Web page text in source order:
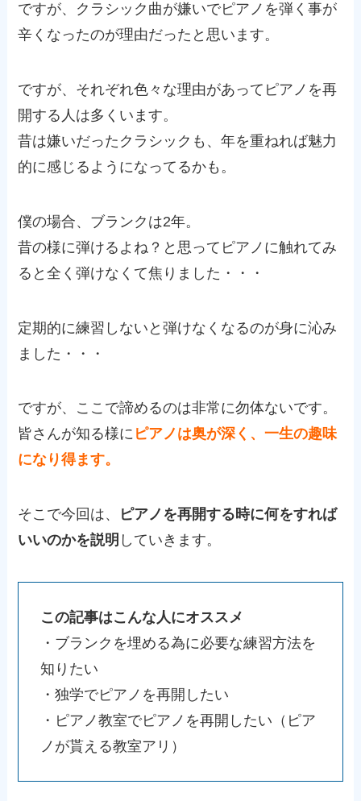
ですが、クラシック曲が嫌いでピアノを弾く事が
辛くなったのが理由だったと思います。
ですが、それぞれ色々な理由があってピアノを再
開する人は多くいます。
昔は嫌いだったクラシックも、年を重ねれば魅力
的に感じるようになってるかも。
僕の場合、ブランクは2年。
昔の様に弾けるよね？と思ってピアノに触れてみ
ると全く弾けなくて焦りました・・・
定期的に練習しないと弾けなくなるのが身に沁み
ました・・・
ですが、ここで諦めるのは非常に勿体ないです。
皆さんが知る様に ピアノは奥が深く、一生の趣味
になり得ます。
そこで今回は、
ピアノを再開する時に何をすれば
いいのかを説明 していきます。
この記事はこんな人にオススメ
・ブランクを埋める為に必要な練習方法を
知りたい
・独学でピアノを再開したい
・ピアノ教室でピアノを再開したい（ピア
ノが貰える教室アリ）